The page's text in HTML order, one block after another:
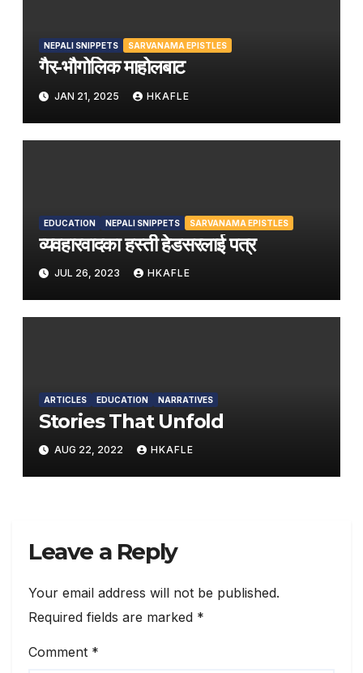
NEPALI SNIPPETS SARVANAMA EPISTLES
गैर-भौगोलिक माहोलबाट
JAN 21, 2025 HKAFLE
EDUCATION NEPALI SNIPPETS SARVANAMA EPISTLES
व्यवहारवादका हस्ती हेडसरलाई पत्र
JUL 26, 2023 HKAFLE
ARTICLES EDUCATION NARRATIVES
Stories That Unfold
AUG 22, 2022 HKAFLE
Leave a Reply
Your email address will not be published.
Required fields are marked *
Comment *